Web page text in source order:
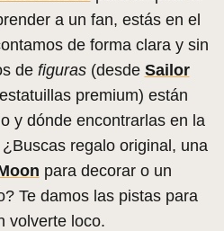
a un fan, estás en el
de forma clara y sin
de figuras(desde Sailor
premium) están
y dónde encontrarlas en la
regalo original, una
para decorar o un
Te damos las pistas para
volverte loco.